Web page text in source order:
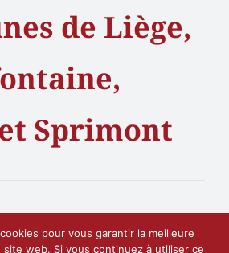
de Liège,
Sprimont
pour vous garantir la meilleure
web. Si vous continuez à utiliser ce